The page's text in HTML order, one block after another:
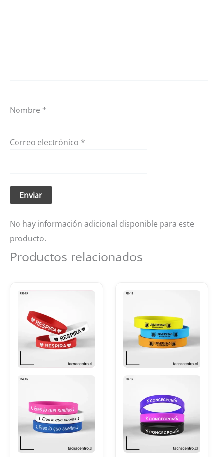
Nombre *
Correo electrónico *
No hay información adicional disponible para este
producto.
Productos relacionados